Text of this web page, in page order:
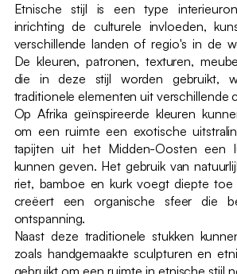
Etnische stijl is een type
inrichting de culturele invloeden,
verschillende landen of regio's in de
De kleuren, patronen, texturen,
die in deze stijl worden gebruikt,
traditionele elementen uit verschillende
Op Afrika geïnspireerde kleuren
om een ruimte een exotische
tapijten uit het Midden-Oosten een
kunnen geven. Het gebruik van
riet, bamboe en kurk voegt diepte toe
creëert een organische sfeer die
ontspanning.
Naast deze traditionele stukken
zoals handgemaakte sculpturen en